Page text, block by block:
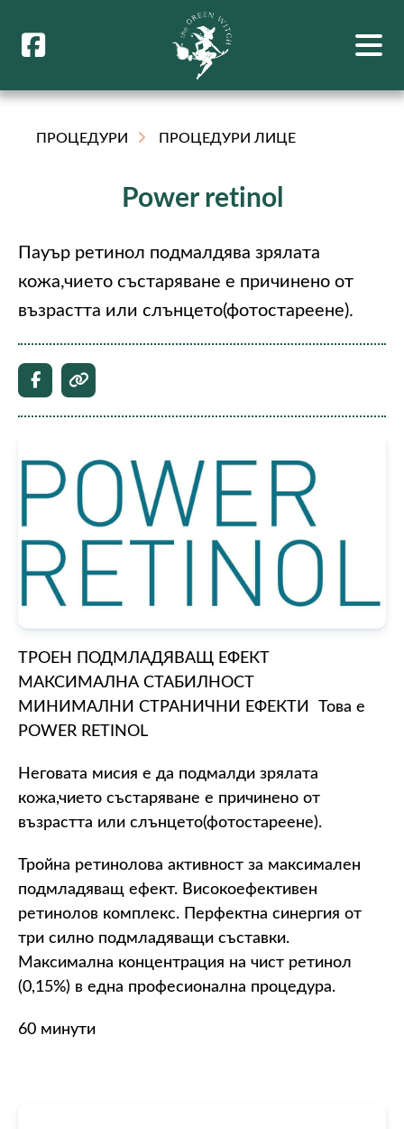
ПРОЦЕДУРИ ПРОЦЕДУРИ ЛИЦЕ
Power retinol
Пауър ретинол подмалдява зрялата
кожа,чието състаряване е причинено от
възрастта или слънцето(фотостареене).
ТРОЕН ПОДМЛАДЯВАЩ ЕФЕКТ
МАКСИМАЛНА СТАБИЛНОСТ
МИНИМАЛНИ СТРАНИЧНИ ЕФЕКТИ Това е
POWER RETINOL
Неговата мисия е да подмалди зрялата
кожа,чието състаряване е причинено от
възрастта или слънцето(фотостареене).
Тройна ретинолова активност за максимален
подмладяващ ефект. Високоефективен
ретинолов комплекс. Перфектна синергия от
три силно подмладяващи съставки.
Максимална концентрация на чист ретинол
(0,15%) в една професионална процедура.
60 минути